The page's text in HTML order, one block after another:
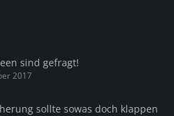
sind gefragt!
2017
sollte sowas doch klappen